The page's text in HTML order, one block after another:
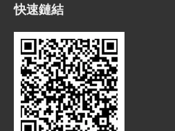
快速鏈結